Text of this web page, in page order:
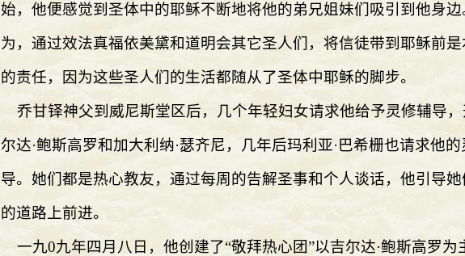
始，他便感觉到圣体中的耶稣不断地将他的弟兄姐妹们吸引到他身边
为，通过效法真福依美黛和道明会其它圣人们，将信徒带到耶稣前
的责任，因为这些圣人们的生活都随从了圣体中耶稣的脚步。
乔甘铎神父到威尼斯堂区后，几个年轻妇女请求他给予灵修辅导
尔达·鲍斯高罗和加大利纳·瑟齐尼，几年后玛利亚·巴希栅也请求他的
导。她们都是热心教友，通过每周的告解圣事和个人谈话，他引导
的道路上前进。
一九0九年四月八日，他创建了“敬拜热心团”以吉尔达·鲍斯高罗为